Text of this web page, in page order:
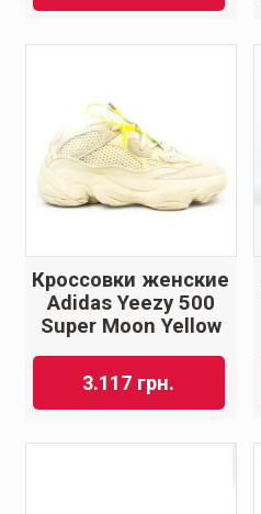
Кроссовки женские
Adidas Yeezy 500
Super Moon Yellow
3.117 грн.